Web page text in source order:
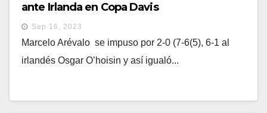
ante Irlanda en Copa Davis
Sep 16, 2023
Marcelo Arévalo se impuso por 2-0 (7-6(5), 6-1 al
irlandés Osgar O’hoisin y así igualó...